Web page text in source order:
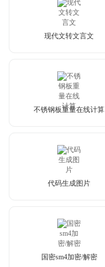
现代文转文言文
不锈钢板重量在线计算
代码生成图片
国密sm4加密/解密